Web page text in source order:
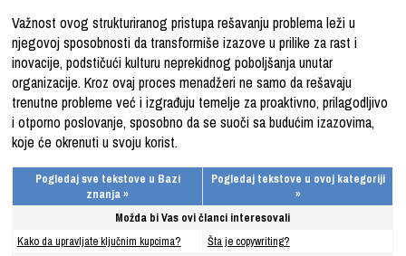
Važnost ovog strukturiranog pristupa rešavanju problema leži u
njegovoj sposobnosti da transformiše izazove u prilike za rast i
inovacije, podstičući kulturu neprekidnog poboljšanja unutar
organizacije. Kroz ovaj proces menadžeri ne samo da rešavaju
trenutne probleme već i izgrađuju temelje za proaktivno, prilagodljivo
i otporno poslovanje, sposobno da se suoči sa budućim izazovima,
koje će okrenuti u svoju korist.
Pogledaj sve tekstove u Bazi
znanja »
Pogledaj tekstove u ovoj kategoriji
»
Možda bi Vas ovi članci interesovali
Kako da upravljate ključnim kupcima?
Šta je copywriting?